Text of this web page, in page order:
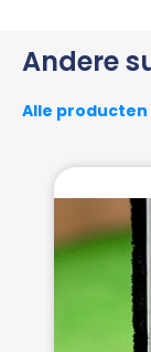
Andere
Alle producten